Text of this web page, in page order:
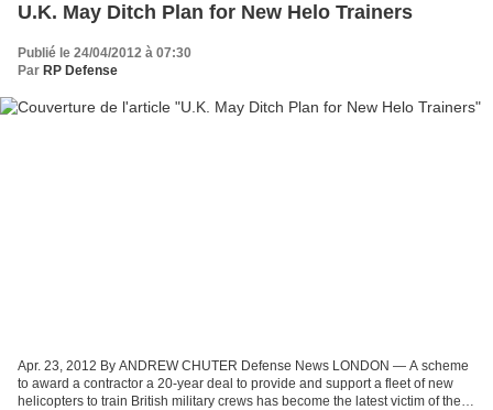
U.K. May Ditch Plan for New Helo Trainers
Publié le 24/04/2012 à 07:30
Par RP Defense
Apr. 23, 2012 By ANDREW CHUTER Defense News LONDON — A scheme
to award a contractor a 20-year deal to provide and support a fleet of new
helicopters to train British military crews has become the latest victim of the